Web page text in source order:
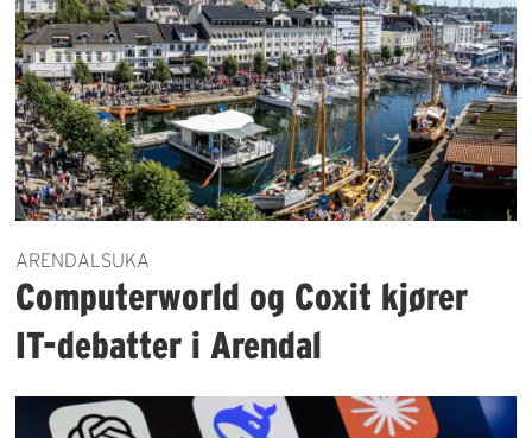
ARENDALSUKA
Computerworld og Coxit kjører
IT-debatter i Arendal